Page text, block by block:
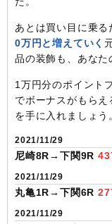
あとは買い目に乗る
0万円と増えていく
品の装飾も、あなた
1万円分のポイント
でボーナスがもらえ
を手に入れましょう
2021/11/29
尼崎8R→下関9R
2021/11/29
丸亀1R→下関6R
2021/11/29